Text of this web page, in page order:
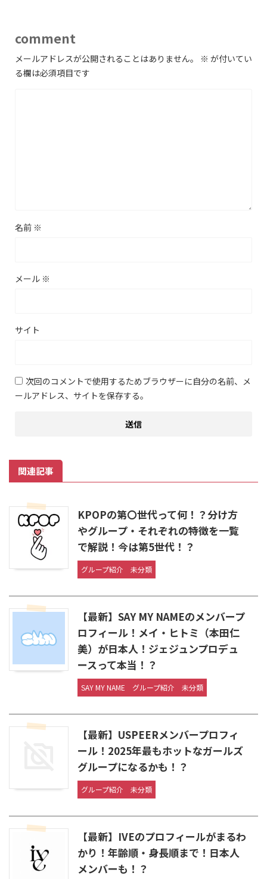
comment
メールアドレスが公開されることはありません。 ※ が付いてい
る欄は必須項目です
名前 ※
メール ※
サイト
次回のコメントで使用するためブラウザーに自分の名前、メ
ールアドレス、サイトを保存する。
関連記事
KPOPの第〇世代って何！？分け方
やグループ・それぞれの特徴を一覧
で解説！今は第5世代！？
グループ紹介 未分類
【最新】SAY MY NAMEのメンバープ
ロフィール！メイ・ヒトミ（本田仁
美）が日本人！ジェジュンプロデュ
ースって本当！？
SAY MY NAME グループ紹介 未分類
【最新】USPEERメンバープロフィ
ール！2025年最もホットなガールズ
グループになるかも！？
グループ紹介 未分類
【最新】IVEのプロフィールがまるわ
かり！年齢順・身長順まで！日本人
メンバーも！？